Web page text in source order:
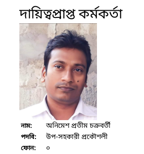
দায়িত্বপ্রাপ্ত কর্মকর্তা
নাম: অনিমেশ প্রতীম চক্রবর্তী
পদবি: উপ-সহকারী প্রকৌশলী
ফোন: ০